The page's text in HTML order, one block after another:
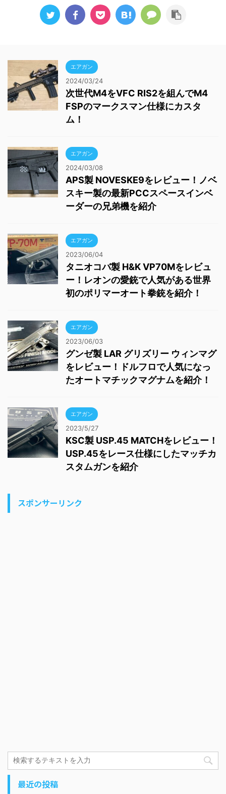
エアガン
2024/03/24
次世代M4をVFC RIS2を組んでM4
FSPのマークスマン仕様にカスタ
ム！
エアガン
2024/03/08
APS製 NOVESKE9をレビュー！ノベ
スキー製の最新PCCスペースインベ
ーダーの兄弟機を紹介
エアガン
2023/06/04
タニオコバ製 H&K VP70Mをレビュ
ー！レオンの愛銃で人気がある世界
初のポリマーオート拳銃を紹介！
エアガン
2023/06/03
グンゼ製 LAR グリズリー ウィンマグ
をレビュー！ドルフロで人気になっ
たオートマチックマグナムを紹介！
エアガン
2023/5/27
KSC製 USP.45 MATCHをレビュー！
USP.45をレース仕様にしたマッチカ
スタムガンを紹介
スポンサーリンク
最近の投稿